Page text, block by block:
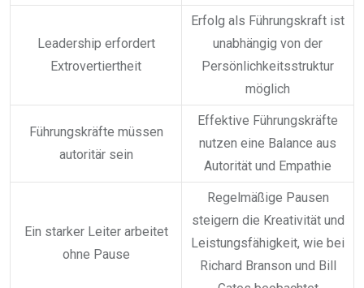
Leadership erfordert
Extrovertiertheit
Erfolg als Führungskraft ist
unabhängig von der
Persönlichkeitsstruktur
möglich
Führungskräfte müssen
autoritär sein
Effektive Führungskräfte
nutzen eine Balance aus
Autorität und Empathie
Ein starker Leiter arbeitet
ohne Pause
Regelmäßige Pausen
steigern die Kreativität und
Leistungsfähigkeit, wie bei
Richard Branson und Bill